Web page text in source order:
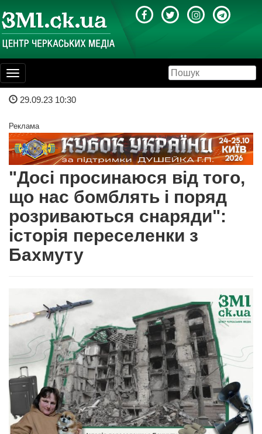
Toggle
navigation
29.09.23 10:30
Реклама
"Досі просинаюся від того,
що нас бомблять і поряд
розриваються снаряди":
історія переселенки з
Бахмуту